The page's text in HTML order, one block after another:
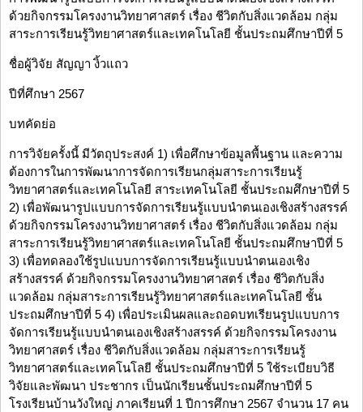
ด้วยกิจกรรมโครงงานวิทยาศาสตร์ เรื่อง ชีวิตกับสิ่งแวดล้อม กลุ่ม
สาระการเรียนรู้วิทยาศาสตร์และเทคโนโลยี ชั้นประถมศึกษาปีที่ 5
ชื่อผู้วิจัย สัญญา งิ้วแถว
ปีที่ศึกษา 2567
บทคัดย่อ
การวิจัยครั้งนี้ มีวัตถุประสงค์ 1) เพื่อศึกษาข้อมูลพื้นฐาน และความ
ต้องการในการพัฒนาการจัดการเรียนกลุ่มสาระการเรียนรู้
วิทยาศาสตร์และเทคโนโลยี สาระเทคโนโลยี ชั้นประถมศึกษาปีที่ 5
2) เพื่อพัฒนารูปแบบการจัดการเรียนรู้แบบนำตนเองเชิงสร้างสรรค์
ด้วยกิจกรรมโครงงานวิทยาศาสตร์ เรื่อง ชีวิตกับสิ่งแวดล้อม กลุ่ม
สาระการเรียนรู้วิทยาศาสตร์และเทคโนโลยี ชั้นประถมศึกษาปีที่ 5
3) เพื่อทดลองใช้รูปแบบการจัดการเรียนรู้แบบนำตนเองเชิง
สร้างสรรค์ ด้วยกิจกรรมโครงงานวิทยาศาสตร์ เรื่อง ชีวิตกับสิ่ง
แวดล้อม กลุ่มสาระการเรียนรู้วิทยาศาสตร์และเทคโนโลยี ชั้น
ประถมศึกษาปีที่ 5 4) เพื่อประเมินผลและถอดบทเรียนรูปแบบการ
จัดการเรียนรู้แบบนำตนเองเชิงสร้างสรรค์ ด้วยกิจกรรมโครงงาน
วิทยาศาสตร์ เรื่อง ชีวิตกับสิ่งแวดล้อม กลุ่มสาระการเรียนรู้
วิทยาศาสตร์และเทคโนโลยี ชั้นประถมศึกษาปีที่ 5 ใช้ระเบียบวิธี
วิจัยและพัฒนา ประชากร เป็นนักเรียนชั้นประถมศึกษาปีที่ 5
โรงเรียนบ้านวังใหญ่ ภาคเรียนที่ 1 ปีการศึกษา 2567 จำนวน 17 คน